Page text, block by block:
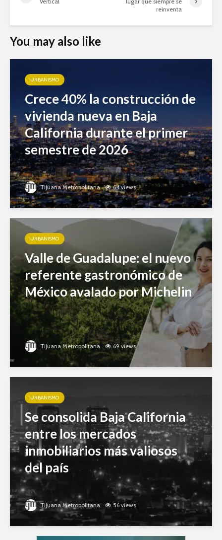
reinventa
You may also like
URBANISMO
Crece 40% la construcción de
vivienda nueva en Baja
California durante el primer
semestre de 2026
Tijuana Metropolitana 64 views
URBANISMO
Valle de Guadalupe: el nuevo
referente gastronómico de
México avalado por Michelin
Tijuana Metropolitana 69 views
URBANISMO
Se consolida Baja California
entre los mercados
inmobiliarios más valiosos
del país
Tijuana Metropolitana 56 views